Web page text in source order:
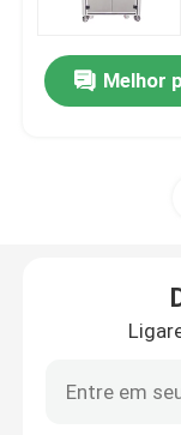
Melhor